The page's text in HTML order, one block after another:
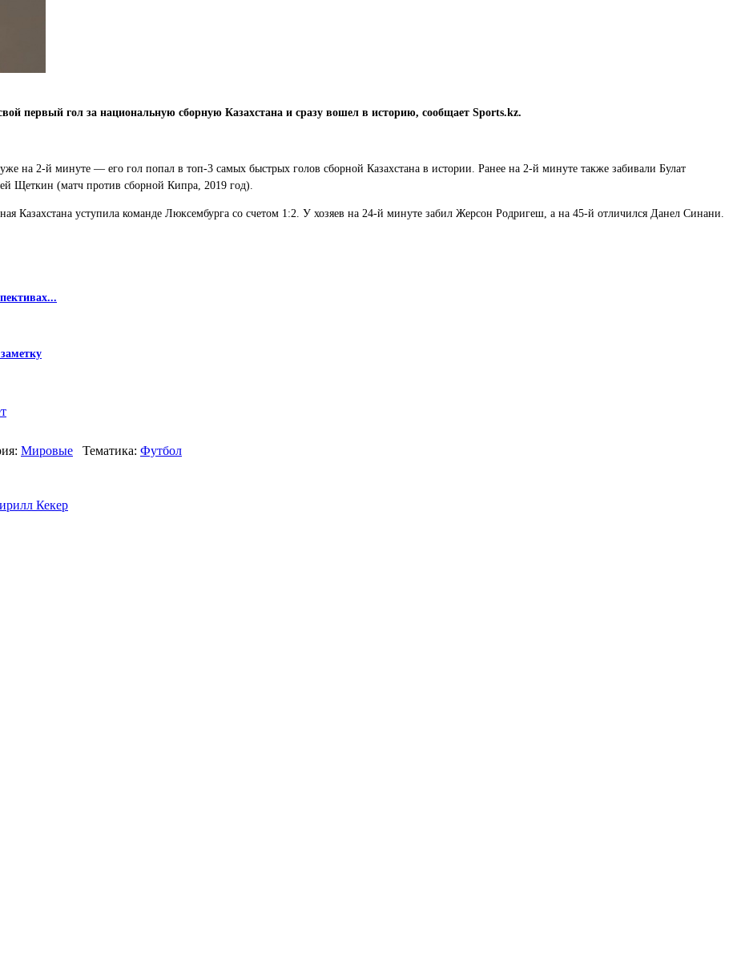
первый гол за национальную сборную Казахстана и сразу вошел в историю, сообщает Sports.kz.
на 2-й минуте — его гол попал в топ-3 самых быстрых голов сборной Казахстана в истории. Ранее на 2-й минуте также забивали Булат
Щеткин (матч против сборной Кипра, 2019 год).
Казахстана уступила команде Люксембурга со счетом 1:2. У хозяев на 24-й минуте забил Жерсон Родригеш, а на 45-й отличился Данел Синани.
Мировые Тематика: Футбол
Кекер